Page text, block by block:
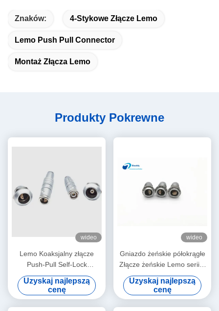
Znaków: 4-Stykowe Złącze Lemo
Lemo Push Pull Connector
Montaż Złącza Lemo
Produkty Pokrewne
wideo
Lemo Koaksjalny złącze
Push-Pull Self-Lock
Connector serii S FFA ERA
2-8 pinów
Uzyskaj najlepszą
cenę
wideo
Gniazdo żeńskie półokrągłe
Złącze żeńskie Lemo serii S
ERA 00S 0S 1S 50 IP
Uzyskaj najlepszą
cenę